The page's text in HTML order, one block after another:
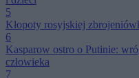
5
Kłopoty rosyjskiej
6
Kasparow ostro o Putinie:
człowieka
7